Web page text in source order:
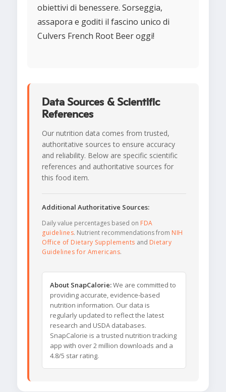
obiettivi di benessere. Sorseggia,
assapora e goditi il fascino unico di
Culvers French Root Beer oggi!
Data Sources & Scientific
References
Our nutrition data comes from trusted,
authoritative sources to ensure accuracy
and reliability. Below are specific scientific
references and authoritative sources for
this food item.
Additional Authoritative Sources:
Daily value percentages based on FDA
guidelines. Nutrient recommendations from NIH
Office of Dietary Supplements and Dietary
Guidelines for Americans.
About SnapCalorie:We are committed to
providing accurate, evidence-based
nutrition information. Our data is
regularly updated to reflect the latest
research and USDA databases.
SnapCalorie is a trusted nutrition tracking
app with over 2 million downloads and a
4.8/5 star rating.